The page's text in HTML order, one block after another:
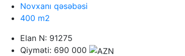
Novxanı qəsəbəsi
400 m2
Elan N: 91275
Qiyməti: 690 000